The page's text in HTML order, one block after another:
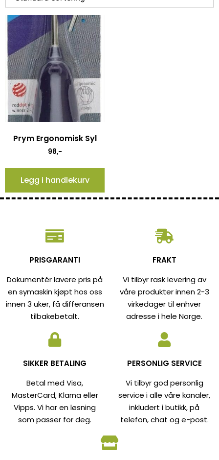
Prym Ergonomisk Syl
98,-
Legg i handlekurv
PRISGARANTI
Dokumentér lavere pris på
en symaskin kjøpt hos oss
innen 3 uker, få differansen
tilbakebetalt.
FRAKT
Vi tilbyr rask levering av
våre produkter innen 2-3
virkedager til enhver
adresse i hele Norge.
SIKKER BETALING
Betal med Visa,
MasterCard, Klarna eller
Vipps. Vi har en løsning
som passer for deg.
PERSONLIG SERVICE
Vi tilbyr god personlig
service i alle våre kanaler,
inkludert i butikk, på
telefon, chat og e-post.